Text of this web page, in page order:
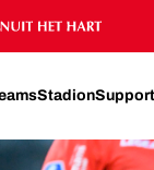
Stadion